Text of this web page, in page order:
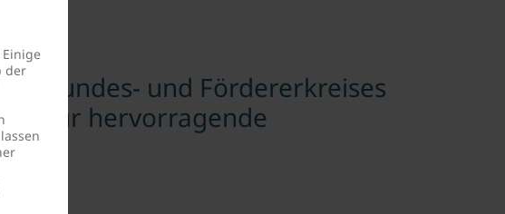
Freundes- und Fördererkreises
für hervorragende
der